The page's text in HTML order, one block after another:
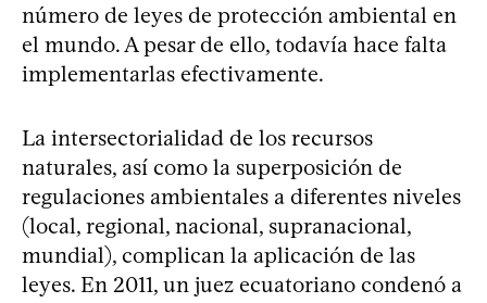
número de leyes de protección ambiental en
el mundo. A pesar de ello, todavía hace falta
implementarlas efectivamente.
La intersectorialidad de los recursos
naturales, así como la superposición de
regulaciones ambientales a diferentes niveles
(local, regional, nacional, supranacional,
mundial), complican la aplicación de las
leyes. En 2011, un juez ecuatoriano condenó a